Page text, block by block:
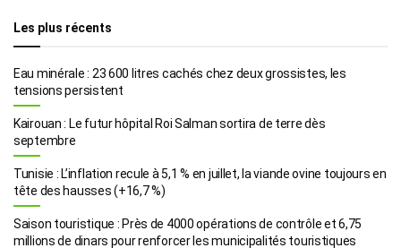
Les plus récents
Eau minérale : 23 600 litres cachés chez deux grossistes, les
tensions persistent
Kairouan : Le futur hôpital Roi Salman sortira de terre dès
septembre
Tunisie : L’inflation recule à 5,1 % en juillet, la viande ovine toujours en
tête des hausses (+16,7 %)
Saison touristique : Près de 4000 opérations de contrôle et 6,75
millions de dinars pour renforcer les municipalités touristiques